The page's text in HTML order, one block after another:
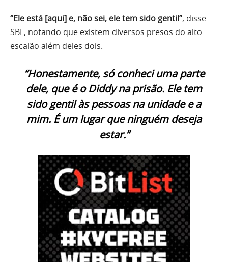
“Ele está [aqui] e, não sei, ele tem sido gentil”, disse
SBF, notando que existem diversos presos do alto
escalão além deles dois.
“Honestamente, só conheci uma parte
dele, que é o Diddy na prisão. Ele tem
sido gentil às pessoas na unidade e a
mim. É um lugar que ninguém deseja
estar.”